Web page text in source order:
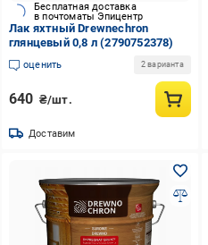
Бесплатная доставка
в почтоматы Эпицентр
Лак яхтный Drewnechron
глянцевый 0,8 л (2790752378)
оценить 2 варианта
640 ₴/шт.
Доставим